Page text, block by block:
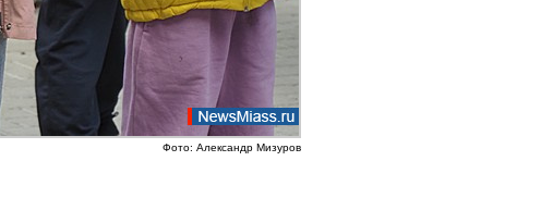
Фото: Александр Мизуров